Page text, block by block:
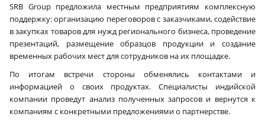
SRB Group предложила местным предприятиям комплексную
поддержку: организацию переговоров с заказчиками, содействие
в закупках товаров для нужд регионального бизнеса, проведение
презентаций, размещение образцов продукции и создание
временных рабочих мест для сотрудников на их площадке.
По итогам встречи стороны обменялись контактами и
информацией о своих продуктах. Специалисты индийской
компании проведут анализ полученных запросов и вернутся к
компаниям с конкретными предложениями о партнерстве.
×